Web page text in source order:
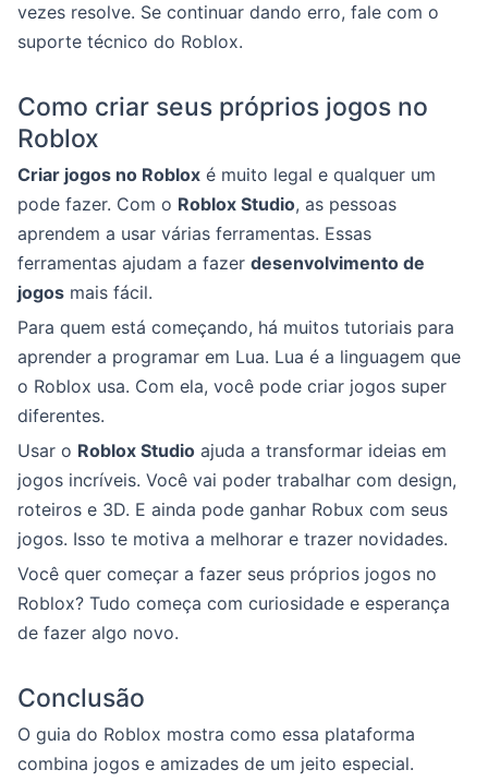
vezes resolve. Se continuar dando erro, fale com o
suporte técnico do Roblox.
Como criar seus próprios jogos no
Roblox
Criar jogos no Roblox é muito legal e qualquer um
pode fazer. Com o Roblox Studio, as pessoas
aprendem a usar várias ferramentas. Essas
ferramentas ajudam a fazer desenvolvimento de
jogos mais fácil.
Para quem está começando, há muitos tutoriais para
aprender a programar em Lua. Lua é a linguagem que
o Roblox usa. Com ela, você pode criar jogos super
diferentes.
Usar o Roblox Studio ajuda a transformar ideias em
jogos incríveis. Você vai poder trabalhar com design,
roteiros e 3D. E ainda pode ganhar Robux com seus
jogos. Isso te motiva a melhorar e trazer novidades.
Você quer começar a fazer seus próprios jogos no
Roblox? Tudo começa com curiosidade e esperança
de fazer algo novo.
Conclusão
O guia do Roblox mostra como essa plataforma
combina jogos e amizades de um jeito especial.